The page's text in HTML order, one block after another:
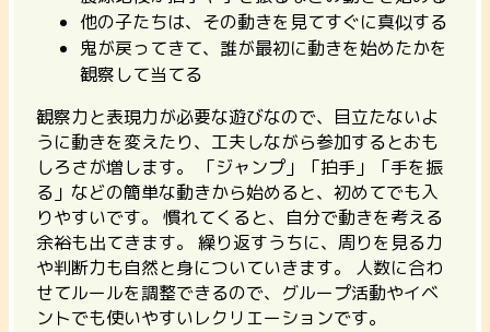
他の子たちは、その動きを見てすぐに真似する
鬼が戻ってきて、誰が最初に動きを始めたかを
観察して当てる
観察力と表現力が必要な遊びなので、目立たないよ
うに動きを変えたり、工夫しながら参加するとおも
しろさが増します。 「ジャンプ」「拍手」「手を振
る」などの簡単な動きから始めると、初めてでも入
りやすいです。 慣れてくると、自分で動きを考える
余裕も出てきます。 繰り返すうちに、周りを見る力
や判断力も自然と身についていきます。
人数に合わ
せてルールを調整できるので、グループ活動やイベ
ントでも使いやすいレクリエーションです。